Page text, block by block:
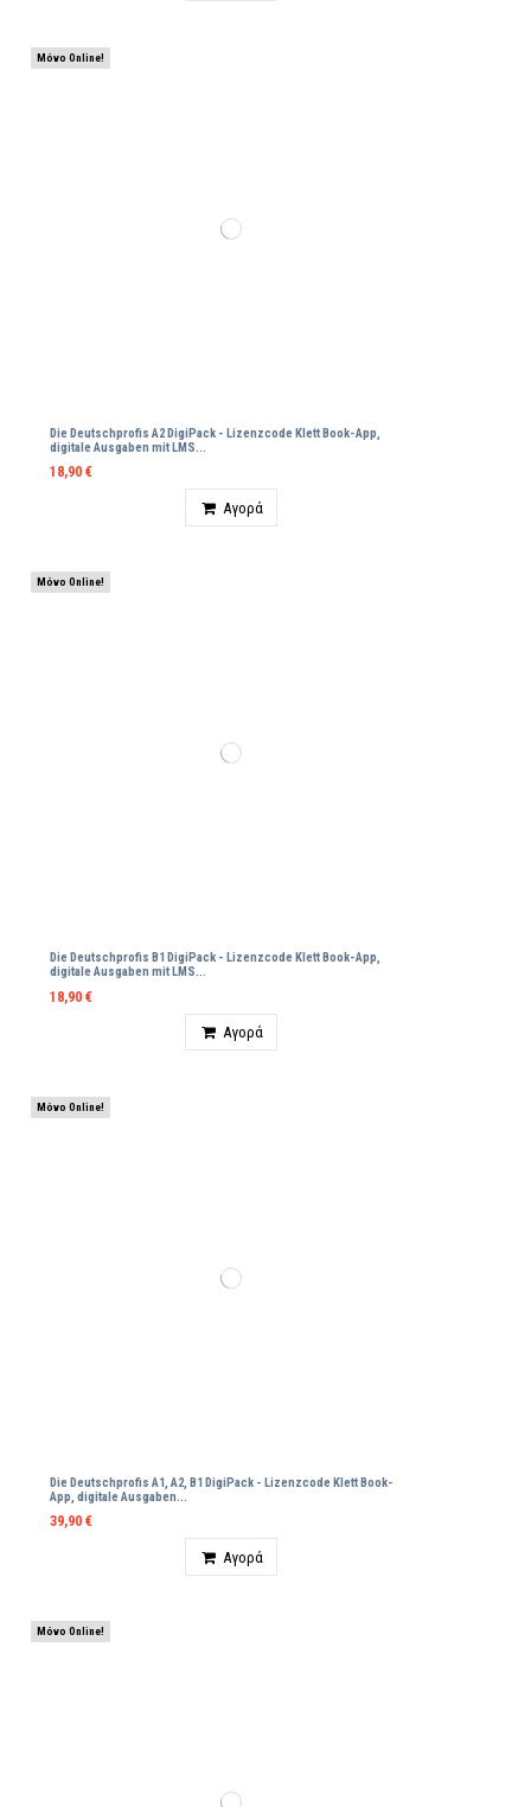
Μόνο Online!
Die Deutschprofis A2 DigiPack - Lizenzcode Klett Βοοk-App,
digitale Ausgaben mit LMS...
18,90 €
Αγορά
Μόνο Online!
Die Deutschprofis B1 DigiPack - Lizenzcode Klett Βοοk-App,
digitale Ausgaben mit LMS...
18,90 €
Αγορά
Μόνο Online!
Die Deutschprofis A1, A2, B1 DigiPack - Lizenzcode Klett Βοοk-
App, digitale Ausgaben...
39,90 €
Αγορά
Μόνο Online!